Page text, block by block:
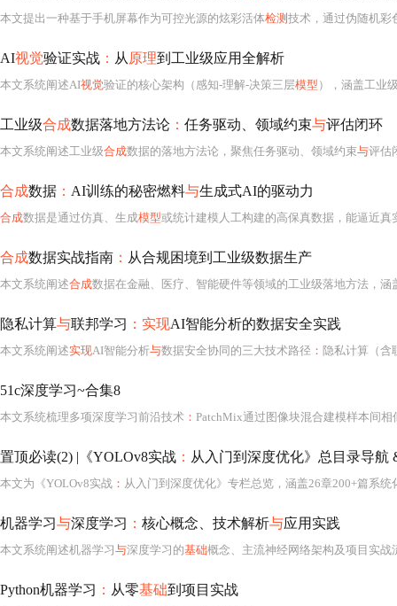
本文提出一种基于手机屏幕作为可控光源的炫彩活体检测 技术，通过伪随机彩
AI视觉验证实战 ： 从 原理到工业级应用全解析
本文系统阐述AI视觉验证的核心架构（感知-理解-决策三层模型 ），涵盖工业
工业级合成数据落地方法论 ： 任务驱动、领域约束与评估闭环
本文系统阐述工业级合成数据的落地方法论，聚焦任务驱动、领域约束与评估闭环三大核心
合成数据 ： AI训练的秘密燃料与生成式AI的驱动力
合成数据是通过仿真、生成模型或统计建模人工构建的高保真数据，能逼近真实数据分布，解决AI训练中的数据稀缺
合成数据实战指南 ： 从合规困境到工业级数据生产
本文系统阐述合成数据在金融、医疗、智能硬件等领域的工业级落地方法，涵
隐私计算与联邦学习 ：实现AI智能分析的数据安全实践
本文系统阐述实现AI智能分析与数据安全协同的三大技术路径 ： 隐私计算（含联邦学
51c深度学习~合集8
本文系统梳理多项深度学习前沿技术 ： PatchMix通过图像块混合建模样本间
置顶必读(2) |《YOLOv8实战 ： 从入门到深度优化》总目录导
本文为《YOLOv8实战 ： 从入门到深度优化》专栏总览，涵盖26章200+篇系
机器学习与深度学习 ： 核心概念、技术解析与应用实践
本文系统阐述机器学习与深度学习的基础概念、主流神经网络架构及项目实战流程。重点涵盖监督/无监督/
Python机器学习 ： 从零基础到项目实战